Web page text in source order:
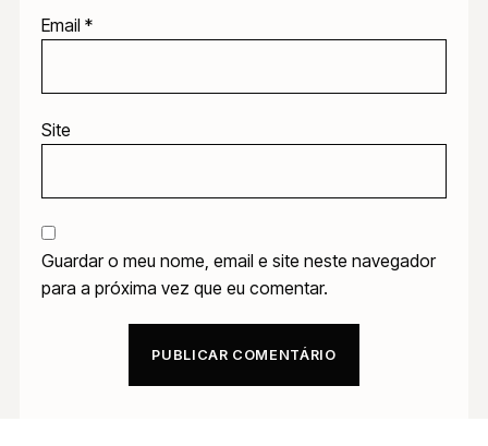
Email *
Site
Guardar o meu nome, email e site neste navegador
para a próxima vez que eu comentar.